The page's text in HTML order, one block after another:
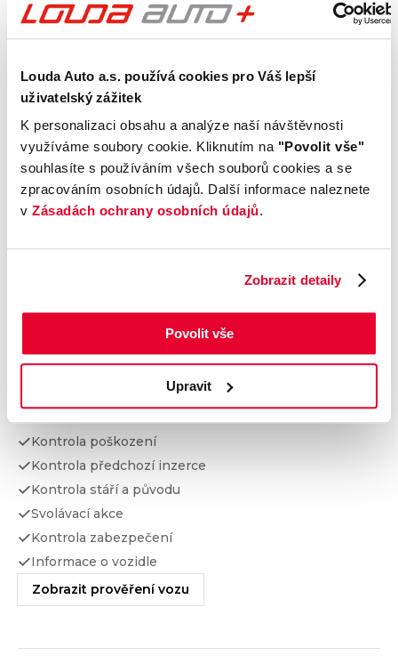
Louda Auto a.s. používá cookies pro Váš lepší
uživatelský zážitek
K personalizaci obsahu a analýze naší návštěvnosti
využíváme soubory cookie. Kliknutím na "Povolit vše"
souhlasíte s používáním všech souborů cookies a se
zpracováním osobních údajů. Další informace naleznete
v Zásadách ochrany osobních údajů.
Zobrazit detaily
Povolit vše
Upravit
Kontrola technického stavu
Převodovka a spojka
Výfuková soustava
Brzdy
Elektronické části vozu
Karoserie
Kontrola odcizení
Kontrola poškození
Kontrola předchozí inzerce
Kontrola stáří a původu
Svolávací akce
Kontrola zabezpečení
Informace o vozidle
Zobrazit prověření vozu